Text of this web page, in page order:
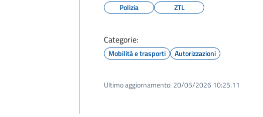
Polizia ZTL
Categorie:
Mobilità e trasporti Autorizzazioni
Ultimo aggiornamento: 20/05/2026 10:25.11